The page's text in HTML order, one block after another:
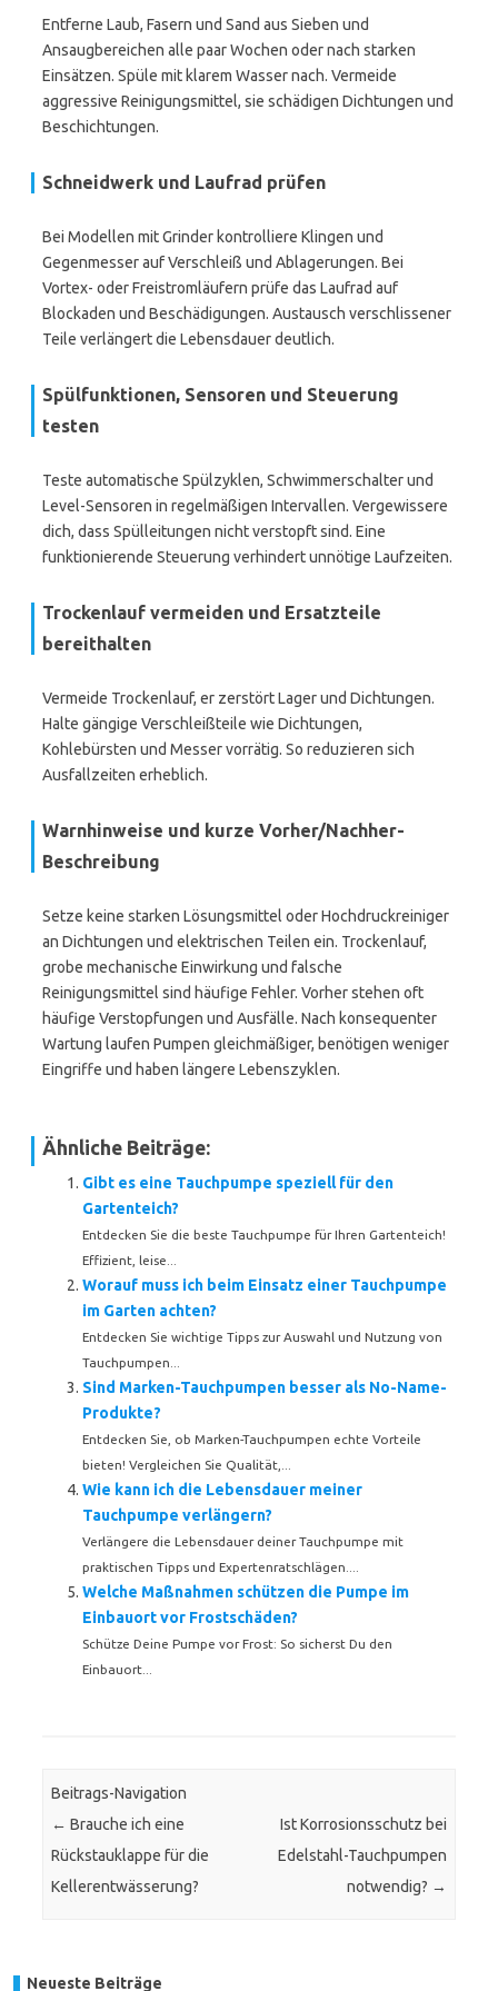
Entferne Laub, Fasern und Sand aus Sieben und
Ansaugbereichen alle paar Wochen oder nach starken
Einsätzen. Spüle mit klarem Wasser nach. Vermeide
aggressive Reinigungsmittel, sie schädigen Dichtungen und
Beschichtungen.
Schneidwerk und Laufrad prüfen
Bei Modellen mit Grinder kontrolliere Klingen und
Gegenmesser auf Verschleiß und Ablagerungen. Bei
Vortex- oder Freistromläufern prüfe das Laufrad auf
Blockaden und Beschädigungen. Austausch verschlissener
Teile verlängert die Lebensdauer deutlich.
Spülfunktionen, Sensoren und Steuerung
testen
Teste automatische Spülzyklen, Schwimmerschalter und
Level-Sensoren in regelmäßigen Intervallen. Vergewissere
dich, dass Spülleitungen nicht verstopft sind. Eine
funktionierende Steuerung verhindert unnötige Laufzeiten.
Trockenlauf vermeiden und Ersatzteile
bereithalten
Vermeide Trockenlauf, er zerstört Lager und Dichtungen.
Halte gängige Verschleißteile wie Dichtungen,
Kohlebürsten und Messer vorrätig. So reduzieren sich
Ausfallzeiten erheblich.
Warnhinweise und kurze Vorher/Nachher-
Beschreibung
Setze keine starken Lösungsmittel oder Hochdruckreiniger
an Dichtungen und elektrischen Teilen ein. Trockenlauf,
grobe mechanische Einwirkung und falsche
Reinigungsmittel sind häufige Fehler. Vorher stehen oft
häufige Verstopfungen und Ausfälle. Nach konsequenter
Wartung laufen Pumpen gleichmäßiger, benötigen weniger
Eingriffe und haben längere Lebenszyklen.
Ähnliche Beiträge:
Gibt es eine Tauchpumpe speziell für den
Gartenteich?
Entdecken Sie die beste Tauchpumpe für Ihren Gartenteich!
Effizient, leise...
Worauf muss ich beim Einsatz einer Tauchpumpe
im Garten achten?
Entdecken Sie wichtige Tipps zur Auswahl und Nutzung von
Tauchpumpen...
Sind Marken-Tauchpumpen besser als No-Name-
Produkte?
Entdecken Sie, ob Marken-Tauchpumpen echte Vorteile
bieten! Vergleichen Sie Qualität,...
Wie kann ich die Lebensdauer meiner
Tauchpumpe verlängern?
Verlängere die Lebensdauer deiner Tauchpumpe mit
praktischen Tipps und Expertenratschlägen....
Welche Maßnahmen schützen die Pumpe im
Einbauort vor Frostschäden?
Schütze Deine Pumpe vor Frost: So sicherst Du den
Einbauort...
Beitrags-Navigation
← Brauche ich eine
Rückstauklappe für die
Kellerentwässerung?
Ist Korrosionsschutz bei
Edelstahl-Tauchpumpen
notwendig? →
Neueste Beiträge